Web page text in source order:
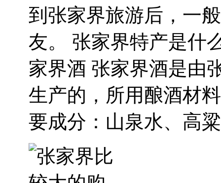
到张家界旅游后，一
友。 张家界特产是什
家界酒 张家界酒是由
生产的，所用酿酒材
要成分：山泉水、高